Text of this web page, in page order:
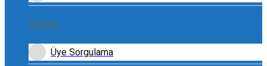
Üyeler
Üye Sorgulama